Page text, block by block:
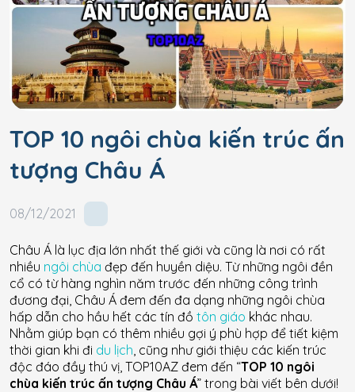
TOP 10 ngôi chùa kiến trúc ấn
tượng Châu Á
08/12/2021
Châu Á là lục địa lớn nhất thế giới và cũng là nơi có rất
nhiều ngôi chùa đẹp đến huyền diệu. Từ những ngôi đền
cổ có từ hàng nghìn năm trước đến những công trình
đương đại, Châu Á đem đến đa dạng những ngôi chùa
hấp dẫn cho hầu hết các tín đồ tôn giáo khác nhau.
Nhằm giúp bạn có thêm nhiều gợi ý phù hợp để tiết kiệm
thời gian khi đi du lịch, cũng như giới thiệu các kiến trúc
độc đáo đầy thú vị, TOP10AZ đem đến “TOP 10 ngôi
chùa kiến trúc ấn tượng Châu Á” trong bài viết bên dưới!